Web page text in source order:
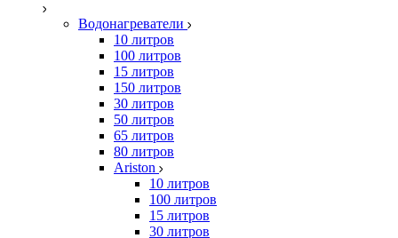
Водонагреватели
10 литров
100 литров
15 литров
150 литров
30 литров
50 литров
65 литров
80 литров
Ariston
10 литров
100 литров
15 литров
30 литров